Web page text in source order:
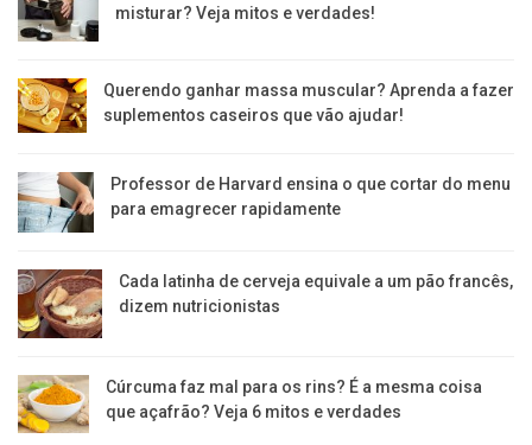
misturar? Veja mitos e verdades!
Querendo ganhar massa muscular? Aprenda a fazer
suplementos caseiros que vão ajudar!
Professor de Harvard ensina o que cortar do menu
para emagrecer rapidamente
Cada latinha de cerveja equivale a um pão francês,
dizem nutricionistas
Cúrcuma faz mal para os rins? É a mesma coisa
que açafrão? Veja 6 mitos e verdades